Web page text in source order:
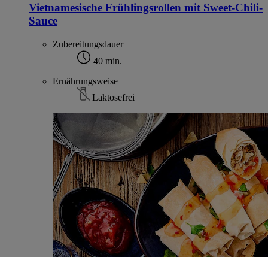
Vietnamesische Frühlingsrollen mit Sweet-Chili-
Sauce
Zubereitungsdauer
40 min.
Ernährungsweise
Laktosefrei